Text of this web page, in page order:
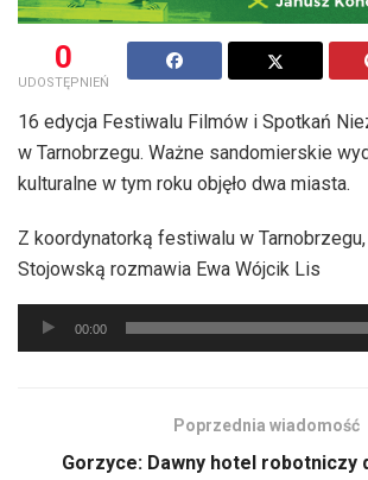
0
UDOSTĘPNIEŃ
16 edycja Festiwalu Filmów i Spotkań
w Tarnobrzegu. Ważne sandomierskie
kulturalne w tym roku objęło dwa miasta.
Z koordynatorką festiwalu w
Stojowską rozmawia Ewa Wójcik Lis
Odtwarzacz
plików
00:00
Poprzednia wiadomość
Gorzyce: Dawny hotel robotniczy